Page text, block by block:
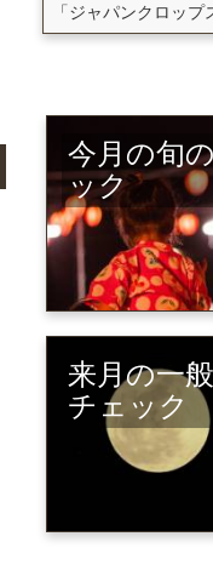
「ジャパンクロップ
今月の旬
ック
来月の一
チェック